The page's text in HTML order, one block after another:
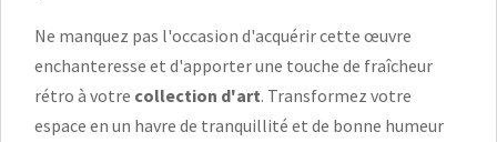
Ne manquez pas l'occasion d'acquérir cette œuvre
enchanteresse et d'apporter une touche de fraîcheur
rétro à votre collection d'art. Transformez votre
espace en un havre de tranquillité et de bonne humeur